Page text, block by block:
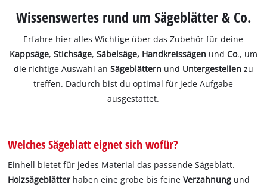
Wissenswertes rund um Sägeblätter & Co.
Erfahre hier alles Wichtige über das Zubehör für deine
Kappsäge, Stichsäge, Säbelsäge, Handkreissägen und Co., um
die richtige Auswahl an Sägeblättern und Untergestellen zu
treffen. Dadurch bist du optimal für jede Aufgabe
ausgestattet.
Welches Sägeblatt eignet sich wofür?
Einhell bietet für jedes Material das passende Sägeblatt.
Holzsägeblätter haben eine grobe bis feineVerzahnung und